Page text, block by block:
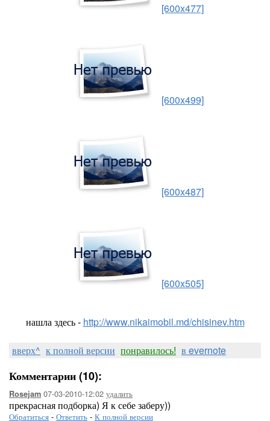
[600x477]
[600x499]
[600x487]
[600x505]
нашла здесь - http://www.nikaimobil.md/chisinev.htm
вверх^ к полной версии понравилось! в evernote
Комментарии (10):
Rosejam 07-03-2010-12:02 удалить
прекрасная подборка) Я к себе заберу))
Обратиться - Ответить - К полной версии